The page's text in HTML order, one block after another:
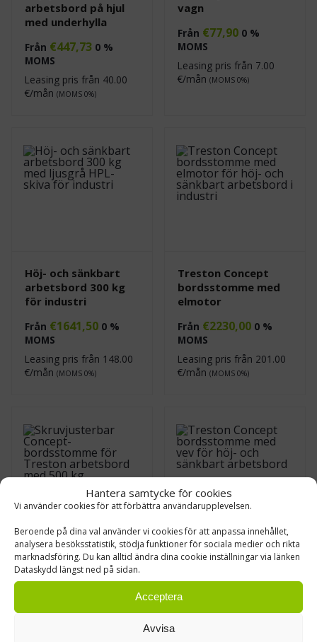
Hantera samtycke för cookies
Vi använder cookies för att förbättra användarupplevelsen.
Beroende på dina val använder vi cookies för att anpassa innehållet,
analysera besöksstatistik, stödja funktioner för sociala medier och rikta
marknadsföring. Du kan alltid ändra dina cookie inställningar via länken
Dataskydd längst ned på sidan.
Acceptera
Avvisa
arbetsbord på hjul
med underhylla
Från €447,73 0 %
MOMS
Leasing pris från 40.00
€/mån (MOMS 0%)
vagn
Från €77,90 0 %
MOMS
Leasing pris från 7.00
€/mån (MOMS 0%)
Höj- och sänkbart
arbetsbord 300 kg
för industri
Från €1641,50 0 %
MOMS
Leasing pris från 148.00
€/mån (MOMS 0%)
Treston Concept
bordsstomme med
elmotor
Från €2230,00 0 %
MOMS
Leasing pris från 201.00
€/mån (MOMS 0%)
Skruvjusterbar
Concept-
bordsstomme
Treston Concept
bordsstomme med
vev